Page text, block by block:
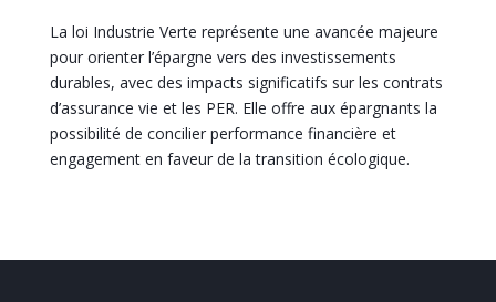
La loi Industrie Verte représente une avancée majeure
pour orienter l’épargne vers des investissements
durables, avec des impacts significatifs sur les contrats
d’assurance vie et les PER. Elle offre aux épargnants la
possibilité de concilier performance financière et
engagement en faveur de la transition écologique.